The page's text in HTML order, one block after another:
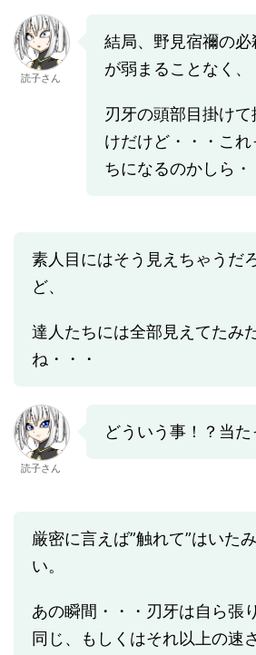
読子さん
結局、野見宿禰の
が弱まることなく、
刃牙の頭部目掛け
けだけど・・・こ
ちになるのかしら・
素人目にはそう見えちゃうだ
ど、
達人たちには全部見えてたみ
ね・・・
読子さん
どういう事！？当た
厳密に言えば”触れて”はいた
い。
あの瞬間・・・刃牙は自ら張
同じ、もしくはそれ以上の速